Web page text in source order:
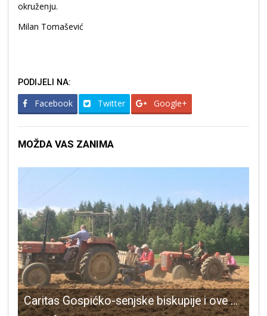
okruženju.
Milan Tomašević
PODIJELI NA:
Facebook Twitter Google+
MOŽDA VAS ZANIMA
Caritas Gospićko-senjske biskupije i ove godine posadio krumpir za pomoć potrebitima